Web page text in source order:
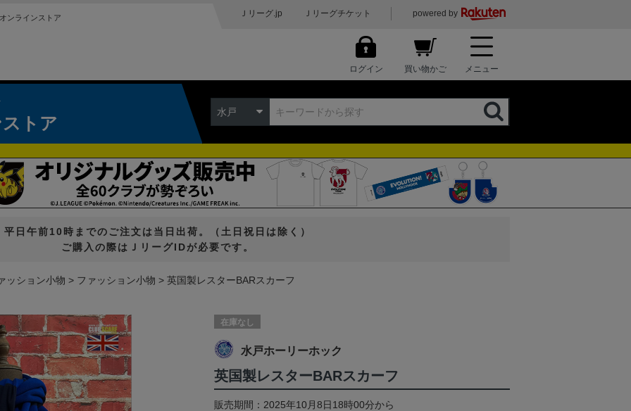
ンラインストア Ｊリーグ.jp Ｊリーグチケット powered by
ログイン 買い物かご メニュー
トア
水戸
平日午前10時までのご注文は当日出荷。（土日祝日は除く）
ご購入の際はＪリーグIDが必要です。
ッション小物 ファッション小物 英国製レスターBARスカーフ
在庫なし
水戸ホーリーホック
英国製レスターBARスカーフ
販売期間：2025年10月8日18時00分から